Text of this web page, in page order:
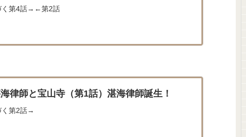
く第4話→←第2話
律師と宝山寺（第1話）湛海律師誕生！
く第2話→